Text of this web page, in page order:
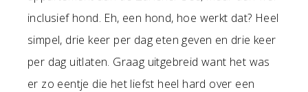
inclusief hond. Eh, een hond, hoe werkt dat? Heel
simpel, drie keer per dag eten geven en drie keer
per dag uitlaten. Graag uitgebreid want het was
er zo eentje die het liefst heel hard over een